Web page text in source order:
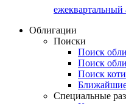
Облигации
Поиски
Поиск
Поиск
Поиск
Специальные